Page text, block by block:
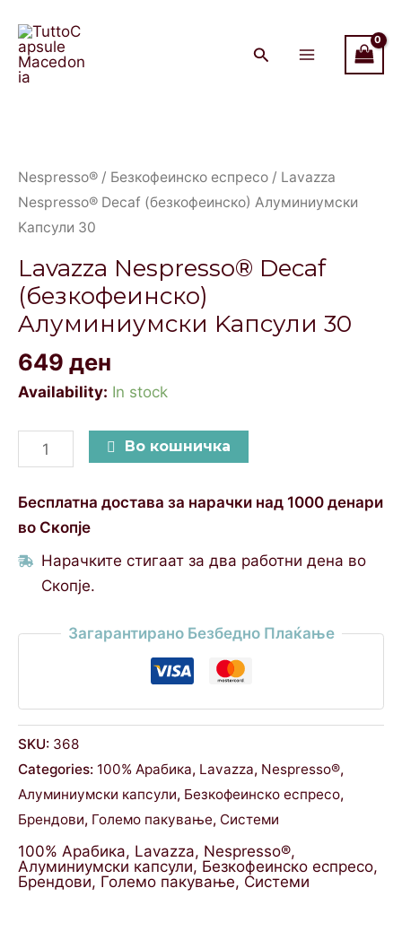
content
Menu
Nespresso® / Безкофеинско еспресо / Lavazza
Nespresso® Decaf (безкофеинско) Aлуминиумски
Kапсули 30
Lavazza Nespresso® Decaf
(безкофеинско)
Aлуминиумски Kапсули 30
649 ден
Availability: In stock
Decaf
(безкофеинско)
Aлуминиумски
30
quantity
Во кошничка
Бесплатна достава за нарачки над 1000 денари
во Скопје
Нарачките стигаат за два работни дена во
Скопје.
Загарантирано Безбедно Плаќање
SKU: 368
Categories: 100% Арабика, Lavazza, Nespresso®,
Алуминиумски капсули, Безкофеинско еспресо,
Брендови, Големо пакување, Системи
100% Арабика, Lavazza, Nespresso®,
Алуминиумски капсули, Безкофеинско еспресо,
Брендови, Големо пакување, Системи
(безкофеинско)
Aлуминиумски
Kапсули